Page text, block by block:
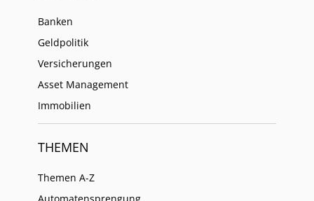
Banken
Geldpolitik
Versicherungen
Asset Management
Immobilien
THEMEN
Themen A-Z
Automatensprengung